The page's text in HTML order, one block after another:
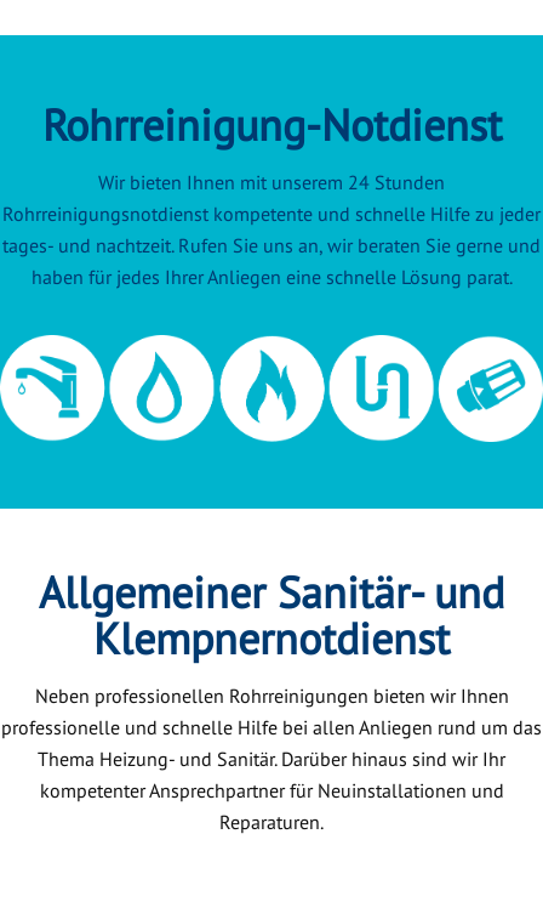
Rohrreinigung-Notdienst
Wir bieten Ihnen mit unserem 24 Stunden
Rohrreinigungsnotdienst kompetente und schnelle Hilfe zu jeder
tages- und nachtzeit. Rufen Sie uns an, wir beraten Sie gerne und
haben für jedes Ihrer Anliegen eine schnelle Lösung parat.
Allgemeiner Sanitär- und
Klempnernotdienst
Neben professionellen Rohrreinigungen bieten wir Ihnen
professionelle und schnelle Hilfe bei allen Anliegen rund um das
Thema Heizung- und Sanitär. Darüber hinaus sind wir Ihr
kompetenter Ansprechpartner für Neuinstallationen und
Reparaturen.